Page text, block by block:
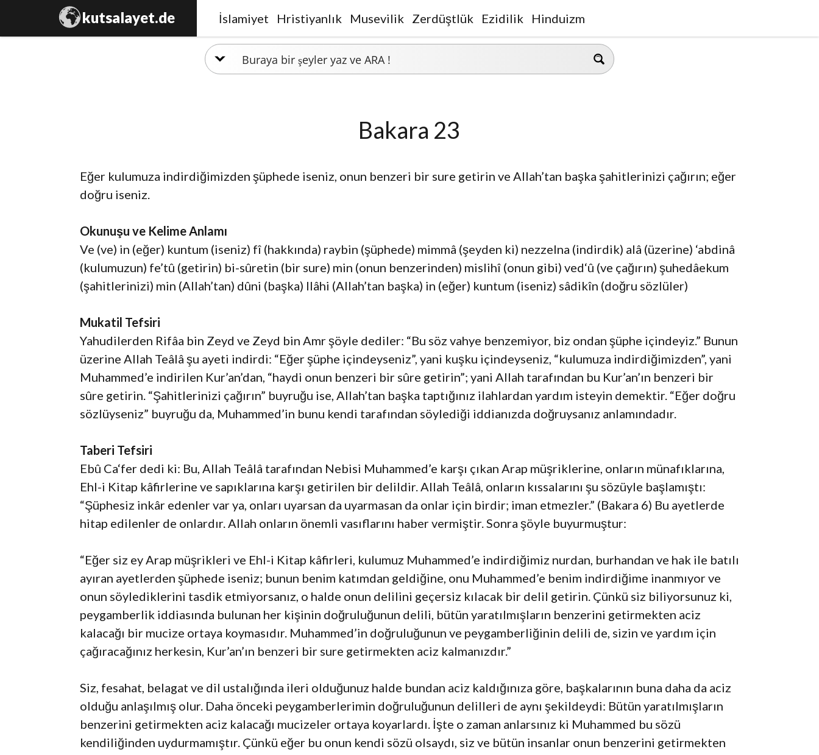
kutsalayet.de İslamiyet Hristiyanlık Musevilik Zerdüştlük Ezidilik Hinduizm
Bakara 23
Eğer kulumuza indirdiğimizden şüphede iseniz, onun benzeri bir sure getirin ve Allah’tan başka şahitlerinizi çağırın; eğer
doğru iseniz.
Okunuşu ve Kelime Anlamı
Ve (ve) in (eğer) kuntum (iseniz) fî (hakkında) raybin (şüphede) mimmâ (şeyden ki) nezzelna (indirdik) alâ (üzerine) ‘abdinâ
(kulumuzun) fe’tû (getirin) bi-sûretin (bir sure) min (onun benzerinden) mislihî (onun gibi) ved‘û (ve çağırın) şuhedâekum
(şahitlerinizi) min (Allah’tan) dûni (başka) llâhi (Allah’tan başka) in (eğer) kuntum (iseniz) sâdikîn (doğru sözlüler)
Mukatil Tefsiri
Yahudilerden Rifâa bin Zeyd ve Zeyd bin Amr şöyle dediler: “Bu söz vahye benzemiyor, biz ondan şüphe içindeyiz.” Bunun
üzerine Allah Teâlâ şu ayeti indirdi: “Eğer şüphe içindeyseniz”, yani kuşku içindeyseniz, “kulumuza indirdiğimizden”, yani
Muhammed’e indirilen Kur’an’dan, “haydi onun benzeri bir sûre getirin”; yani Allah tarafından bu Kur’an’ın benzeri bir
sûre getirin. “Şahitlerinizi çağırın” buyruğu ise, Allah’tan başka taptığınız ilahlardan yardım isteyin demektir. “Eğer doğru
sözlüyseniz” buyruğu da, Muhammed’in bunu kendi tarafından söylediği iddianızda doğruysanız anlamındadır.
Taberi Tefsiri
Ebû Ca‘fer dedi ki: Bu, Allah Teâlâ tarafından Nebisi Muhammed’e karşı çıkan Arap müşriklerine, onların münafıklarına,
Ehl-i Kitap kâfirlerine ve sapıklarına karşı getirilen bir delildir. Allah Teâlâ, onların kıssalarını şu sözüyle başlamıştı:
“Şüphesiz inkâr edenler var ya, onları uyarsan da uyarmasan da onlar için birdir; iman etmezler.” (Bakara 6) Bu ayetlerde
hitap edilenler de onlardır. Allah onların önemli vasıflarını haber vermiştir. Sonra şöyle buyurmuştur:
“Eğer siz ey Arap müşrikleri ve Ehl-i Kitap kâfirleri, kulumuz Muhammed’e indirdiğimiz nurdan, burhandan ve hak ile batılı
ayıran ayetlerden şüphede iseniz; bunun benim katımdan geldiğine, onu Muhammed’e benim indirdiğime inanmıyor ve
onun söylediklerini tasdik etmiyorsanız, o halde onun delilini geçersiz kılacak bir delil getirin. Çünkü siz biliyorsunuz ki,
peygamberlik iddiasında bulunan her kişinin doğruluğunun delili, bütün yaratılmışların benzerini getirmekten aciz
kalacağı bir mucize ortaya koymasıdır. Muhammed’in doğruluğunun ve peygamberliğinin delili de, sizin ve yardım için
çağıracağınız herkesin, Kur’an’ın benzeri bir sure getirmekten aciz kalmanızdır.”
Siz, fesahat, belagat ve dil ustalığında ileri olduğunuz halde bundan aciz kaldığınıza göre, başkalarının buna daha da aciz
olduğu anlaşılmış olur. Daha önceki peygamberlerimin doğruluğunun delilleri de aynı şekildeydi: Bütün yaratılmışların
benzerini getirmekten aciz kalacağı mucizeler ortaya koyarlardı. İşte o zaman anlarsınız ki Muhammed bu sözü
kendiliğinden uydurmamıştır. Çünkü eğer bu onun kendi sözü olsaydı, siz ve bütün insanlar onun benzerini getirmekten